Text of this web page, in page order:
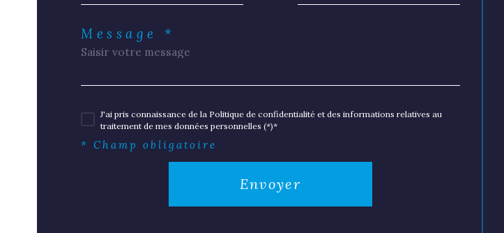
Message *
J'ai pris connaissance de la Politique de confidentialité et des informations relatives au
traitement de mes données personnelles (*)*
* Champ obligatoire
Envoyer